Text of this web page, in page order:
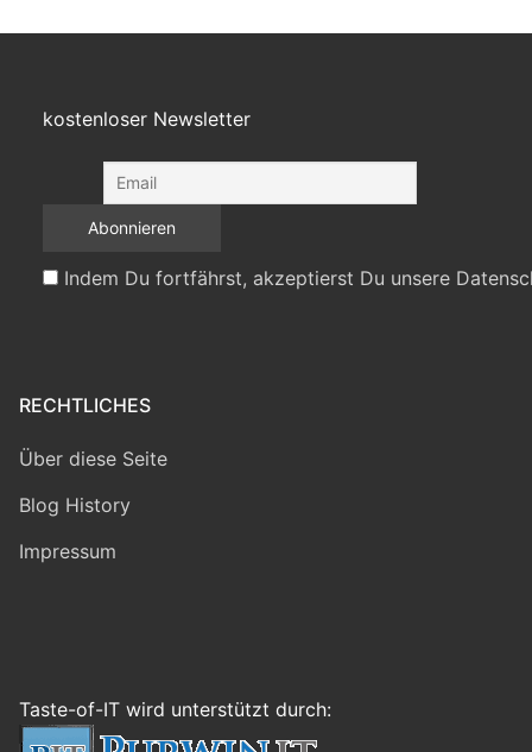
kostenloser Newsletter
Indem Du fortfährst, akzeptierst Du unsere
RECHTLICHES
Über diese Seite
Blog History
Impressum
Taste-of-IT wird unterstützt durch: